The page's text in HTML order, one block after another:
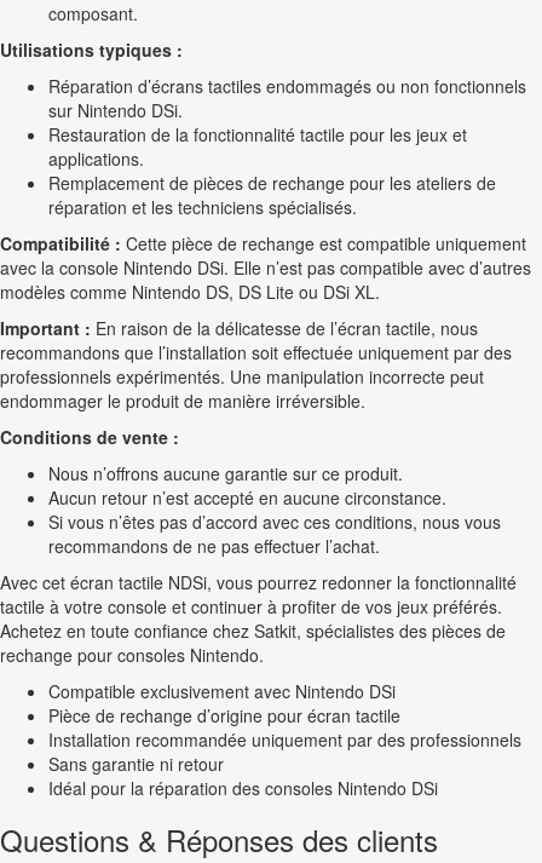
composant.
Utilisations typiques :
Réparation d’écrans tactiles endommagés ou non fonctionnels
sur Nintendo DSi.
Restauration de la fonctionnalité tactile pour les jeux et
applications.
Remplacement de pièces de rechange pour les ateliers de
réparation et les techniciens spécialisés.
Compatibilité : Cette pièce de rechange est compatible uniquement
avec la console Nintendo DSi. Elle n’est pas compatible avec d’autres
modèles comme Nintendo DS, DS Lite ou DSi XL.
Important : En raison de la délicatesse de l’écran tactile, nous
recommandons que l’installation soit effectuée uniquement par des
professionnels expérimentés. Une manipulation incorrecte peut
endommager le produit de manière irréversible.
Conditions de vente :
Nous n’offrons aucune garantie sur ce produit.
Aucun retour n’est accepté en aucune circonstance.
Si vous n’êtes pas d’accord avec ces conditions, nous vous
recommandons de ne pas effectuer l’achat.
Avec cet écran tactile NDSi, vous pourrez redonner la fonctionnalité
tactile à votre console et continuer à profiter de vos jeux préférés.
Achetez en toute confiance chez Satkit, spécialistes des pièces de
rechange pour consoles Nintendo.
Compatible exclusivement avec Nintendo DSi
Pièce de rechange d’origine pour écran tactile
Installation recommandée uniquement par des professionnels
Sans garantie ni retour
Idéal pour la réparation des consoles Nintendo DSi
Questions & Réponses des clients